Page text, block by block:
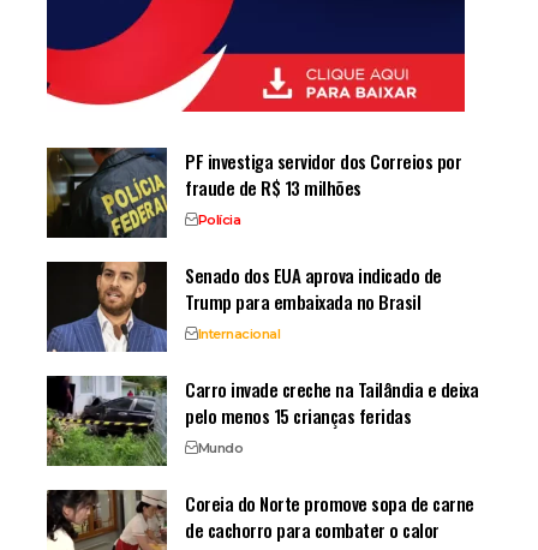
PF investiga servidor dos Correios por
fraude de R$ 13 milhões
Polícia
Senado dos EUA aprova indicado de
Trump para embaixada no Brasil
Internacional
Carro invade creche na Tailândia e deixa
pelo menos 15 crianças feridas
Mundo
Coreia do Norte promove sopa de carne
de cachorro para combater o calor